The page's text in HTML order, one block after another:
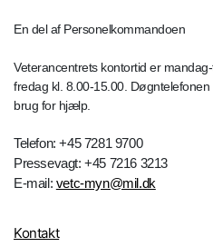
En del af Personelkommandoen
Veterancentrets kontortid er
fredag kl. 8.00-15.00.
brug for hjælp.
Telefon: +45 7281 9700
Pressevagt: +45 7216 3213
E-mail: vetc-myn@mil.dk
Kontakt